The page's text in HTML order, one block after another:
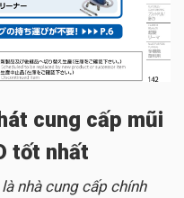
cung cấp mũi
tốt nhất
nhà cung cấp chính